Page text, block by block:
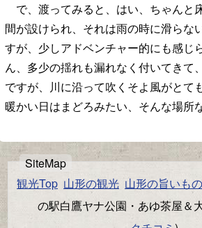
で、渡ってみると、はい、ちゃんと
間が設けられ、それは雨の時に滑らな
すが、少しアドベンチャー的にも感じ
ん、多少の揺れも漏れなく付いてきて
ですが、川に沿って吹くそよ風がとて
暖かい日はまどろみたい、そんな場所
観光Top 山形の観光 山形の旨いもの
の駅白鷹ヤナ公園・あゆ茶屋＆